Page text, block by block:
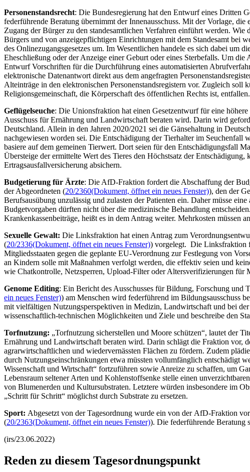
Personenstandsrecht: Die Bundesregierung hat den Entwurf eines Dritten
federführende Beratung übernimmt der Innenausschuss. Mit der Vorlage,
Zugang der Bürger zu den standesamtlichen Verfahren einführt werden.
Bürgers und von anzeigepflichtigen Einrichtungen mit dem Standesamt bei
des Onlinezugangsgesetzes um. Im Wesentlichen handele es sich dabei um
Eheschließung oder der Anzeige einer Geburt oder eines Sterbefalls. Um
Entwurf Vorschriften für die Durchführung eines automatisierten
elektronische Datenantwort direkt aus dem angefragten
Alteinträge in den elektronischen Personenstandsregistern vor. Zugleich
Religionsgemeinschaft, die Körperschaft des öffentlichen Rechts ist, entfallen.
Geflügelseuche: Die Unionsfraktion hat einen Gesetzentwurf für eine
Ausschuss für Ernährung und Landwirtschaft beraten wird. Darin wird
Deutschland. Allein in den Jahren 2020/2021 sei die Gänsehaltung in
nachgewiesen worden sei. Die Entschädigung der Tierhalter im Seuchenfall
basiere auf dem gemeinen Tierwert. Dort seien für den Entschädigungsfall
Übersteige der ermittelte Wert des Tieres den Höchstsatz der
Ertragsausfallversicherung absichern.
Budgetierung für Ärzte: Die AfD-Fraktion fordert die Abschaffung der
der Abgeordneten (20/2360(Dokument, öffnet ein neues Fenster)), den der
Berufsausübung unzulässig und zulasten der Patienten ein. Daher müsse
Budgetvorgaben dürften nicht über die medizinische Behandlung
Krankenkassenbeiträge, heißt es in dem Antrag weiter. Mehrkosten müssen
Sexuelle Gewalt: Die Linksfraktion hat einen Antrag zum
(20/2336(Dokument, öffnet ein neues Fenster)) vorgelegt. Die Linksfraktion
Mitgliedsstaaten gegen die geplante EU-Verordnung zur Festlegung von
an Kindern solle mit Maßnahmen verfolgt werden, die effektiv seien und
wie Chatkontrolle, Netzsperren, Upload-Filter oder Altersverifizierungen für
Genome Editing: Ein Bericht des Ausschusses für Bildung, Forschung und
ein neues Fenster)) am Menschen wird federführend im Bildungsausschuss
mit vielfältigen Nutzungsperspektiven in Medizin, Landwirtschaft und bei
wissenschaftlich-technischen Möglichkeiten und Ziele und beschreibe den
Torfnutzung: „Torfnutzung sicherstellen und Moore schützen“, lautet der
Ernährung und Landwirtschaft beraten wird. Darin schlägt die Fraktion vor,
agrarwirtschaftlichen und wiedervernässten Flächen zu fördern. Zudem
durch Nutzungseinschränkungen etwa müssten vollumfänglich entschädigt
Wissenschaft und Wirtschaft“ fortzuführen sowie Anreize zu schaffen, um
Lebensraum seltener Arten und Kohlenstoffsenke stelle einen
von Blumenerden und Kultursubstraten. Letztere würden insbesondere im
„Schritt für Schritt“ möglichst durch Substrate zu ersetzen.
Sport: Abgesetzt von der Tagesordnung wurde ein von der AfD-Fraktion
(20/2363(Dokument, öffnet ein neues Fenster)). Die federführende Beratung
(irs/23.06.2022)
Reden zu diesem Tagesordnungspunkt